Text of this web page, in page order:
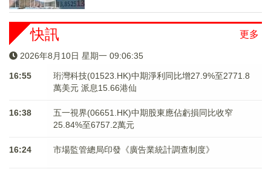
更多
快訊
2026年8月10日 星期一 09:06:35
16:55
珩灣科技(01523.HK)中期淨利同比增27.9%至2771.8
萬美元 派息15.66港仙
16:38
五一視界(06651.HK)中期股東應佔虧損同比收窄
25.84%至6757.2萬元
16:24 市場監管總局印發《廣告業統計調查制度》